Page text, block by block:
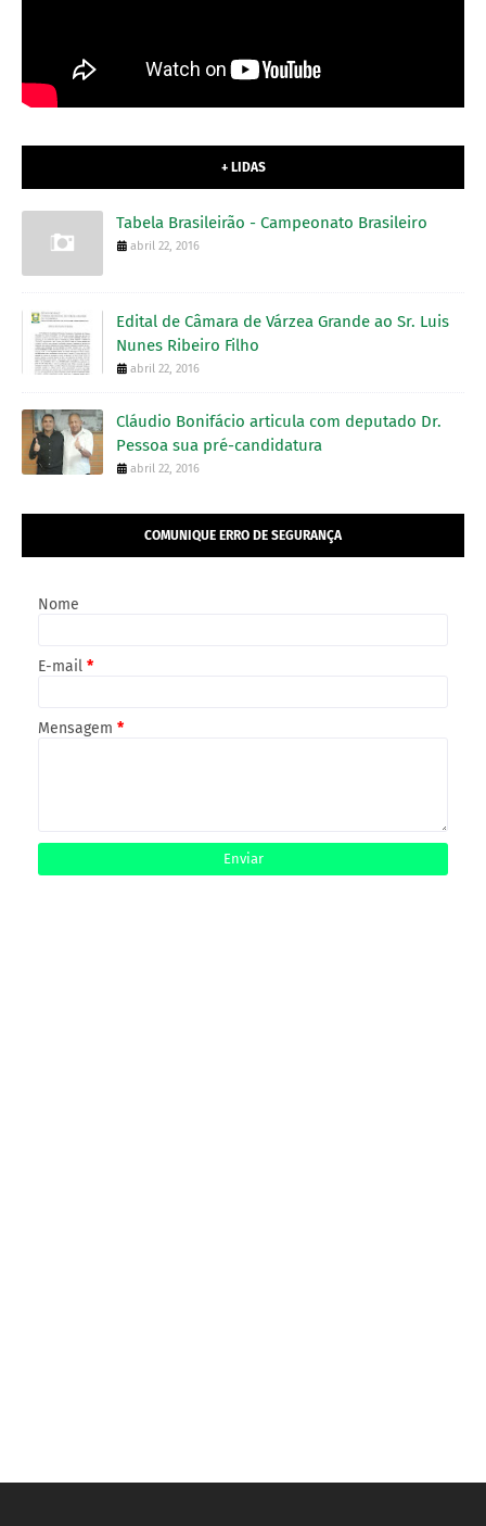
+ LIDAS
Tabela Brasileirão - Campeonato Brasileiro
abril 22, 2016
Edital de Câmara de Várzea Grande ao Sr. Luis
Nunes Ribeiro Filho
abril 22, 2016
Cláudio Bonifácio articula com deputado Dr.
Pessoa sua pré-candidatura
abril 22, 2016
COMUNIQUE ERRO DE SEGURANÇA
Nome
E-mail *
Mensagem *